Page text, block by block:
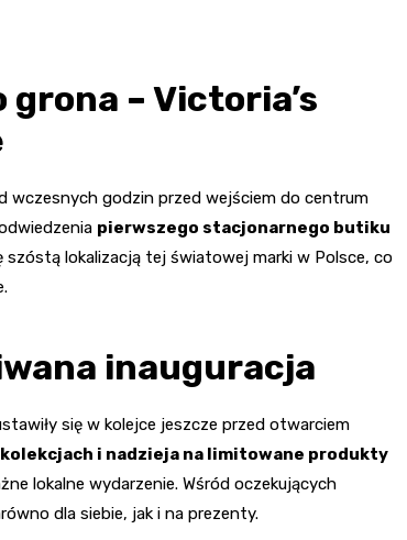
grona – Victoria’s
wczesnych godzin przed wejściem do centrum
pierwszego stacjonarnego butiku
szóstą lokalizacją tej światowej marki w Polsce, co
inauguracja
się w kolejce jeszcze przed otwarciem
i nadzieja na limitowane produkty
lokalne wydarzenie. Wśród oczekujących
dla siebie, jak i na prezenty.